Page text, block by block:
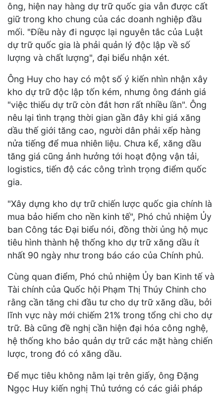
ông, hiện nay hàng dự trữ quốc gia vẫn được cất
giữ trong kho chung của các doanh nghiệp đầu
mối. "Điều này đi ngược lại nguyên tắc của Luật
dự trữ quốc gia là phải quản lý độc lập về số
lượng và chất lượng", đại biểu nhận xét.
Ông Huy cho hay có một số ý kiến nhìn nhận xây
kho dự trữ độc lập tốn kém, nhưng ông đánh giá
"việc thiếu dự trữ còn đắt hơn rất nhiều lần". Ông
nêu lại tình trạng thời gian gần đây khi giá xăng
dầu thế giới tăng cao, người dân phải xếp hàng
nửa tiếng để mua nhiên liệu. Chưa kể, xăng dầu
tăng giá cũng ảnh hưởng tới hoạt động vận tải,
logistics, tiến độ các công trình trọng điểm quốc
gia.
"Xây dựng kho dự trữ chiến lược quốc gia chính là
mua bảo hiểm cho nền kinh tế", Phó chủ nhiệm Ủy
ban Công tác Đại biểu nói, đồng thời ủng hộ mục
tiêu hình thành hệ thống kho dự trữ xăng dầu ít
nhất 90 ngày như trong báo cáo của Chính phủ.
Cùng quan điểm, Phó chủ nhiệm Ủy ban Kinh tế và
Tài chính của Quốc hội Phạm Thị Thúy Chinh cho
rằng cần tăng chi đầu tư cho dự trữ xăng dầu, bởi
lĩnh vực này mới chiếm 21% trong tổng chi cho dự
trữ. Bà cũng đề nghị cần hiện đại hóa công nghệ,
hệ thống kho bảo quản dự trữ các mặt hàng chiến
lược, trong đó có xăng dầu.
Để mục tiêu không nằm lại trên giấy, ông Đặng
Ngọc Huy kiến nghị Thủ tướng có các giải pháp